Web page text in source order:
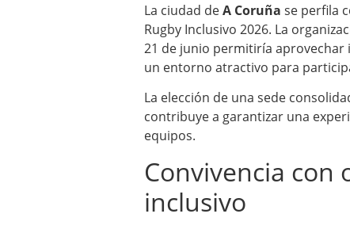
La ciudad deA Coruña se perfila
Rugby Inclusivo 2026. La
21 de junio permitiría aprovechar
un entorno atractivo para
La elección de una sede
contribuye a garantizar una
equipos.
Convivencia con
inclusivo